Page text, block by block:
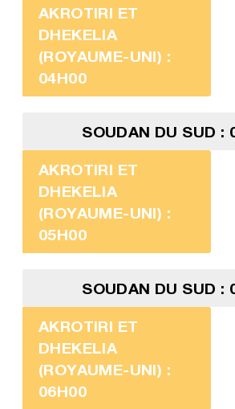
AKROTIRI ET
DHEKELIA
(ROYAUME-UNI) :
04H00
SOUDAN DU SUD :
AKROTIRI ET
DHEKELIA
(ROYAUME-UNI) :
05H00
SOUDAN DU SUD :
AKROTIRI ET
DHEKELIA
(ROYAUME-UNI) :
06H00